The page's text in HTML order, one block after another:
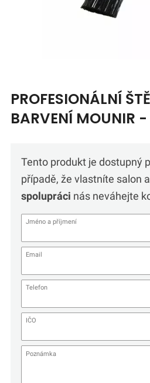
PROFESIONÁLNÍ
BARVENÍ MOUNIR
Tento produkt je dostupný
případě, že vlastníte salon
spolupráci nás neváhejte